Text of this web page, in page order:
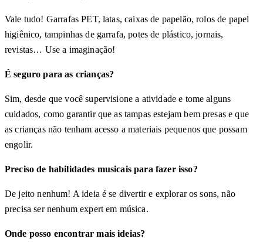
Vale tudo! Garrafas PET, latas, caixas de papelão, rolos de papel
higiênico, tampinhas de garrafa, potes de plástico, jornais,
revistas… Use a imaginação!
É seguro para as crianças?
Sim, desde que você supervisione a atividade e tome alguns
cuidados, como garantir que as tampas estejam bem presas e que
as crianças não tenham acesso a materiais pequenos que possam
engolir.
Preciso de habilidades musicais para fazer isso?
De jeito nenhum! A ideia é se divertir e explorar os sons, não
precisa ser nenhum expert em música.
Onde posso encontrar mais ideias?